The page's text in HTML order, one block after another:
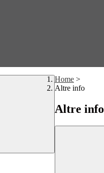
Home >
Altre info
Altre info